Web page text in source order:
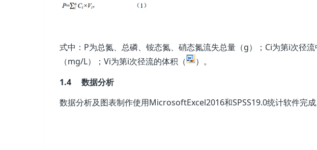
式中：P为总氮、总磷、铵态氮、硝态氮流失总量（g）；Ci为第i次径
（mg/L）；Vi为第i次径流的体积（
）。
1.4 数据分析
数据分析及图表制作使用MicrosoftExcel2016和SPSS19.0统计软件完成